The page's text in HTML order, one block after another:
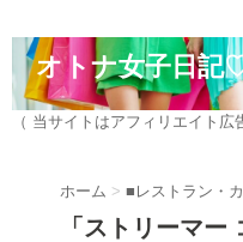
オトナ女子日記
（ 当サイトはアフィリエイト広
ホーム > ■レストラン・
「ストリーマー